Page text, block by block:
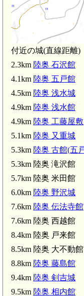
付近の城(直線距離)
2.3km 陸奥 石沢館
4.1km 陸奥 五戸館
4.5km 陸奥 浅水城
4.9km 陸奥 浅水館
4.9km 陸奥 工藤屋敷
5.1km 陸奥 又重城
5.3km 陸奥 古館(五
5.3km 陸奥 滝沢館
5.7km 陸奥 米田館
6.0km 陸奥 野沢城
7.6km 陸奥 伝法寺館
7.6km 陸奥 西越館
8.4km 陸奥 戸来館
8.5km 陸奥 大不動館
8.8km 陸奥 藤島館
9.4km 陸奥 剣吉城
9.5km 陸奥 相内館